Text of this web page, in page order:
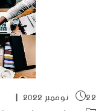
22 نوفمبر 2022